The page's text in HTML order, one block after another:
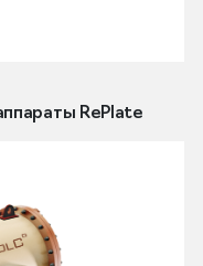
RePlate